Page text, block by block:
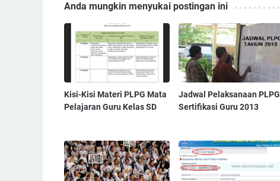
Anda mungkin menyukai postingan ini
Kisi-Kisi Materi PLPG Mata
Pelajaran Guru Kelas SD
Jadwal Pelaksanaan PLPG
Sertifikasi Guru 2013